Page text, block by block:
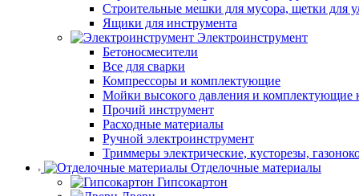
Строительные мешки для мусора, щетки для
Ящики для инструмента
Электроинструмент
Бетоносмесители
Все для сварки
Компрессоры и комплектующие
Мойки высокого давления и комплектующие
Прочий инструмент
Расходные материалы
Ручной электроинструмент
Триммеры электрические, кусторезы,
Отделочные материалы
Гипсокартон